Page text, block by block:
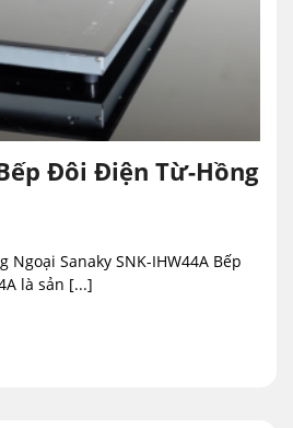
Đôi Điện Từ-Hồng
Ngoại Sanaky SNK-IHW44A Bếp
là sản [...]